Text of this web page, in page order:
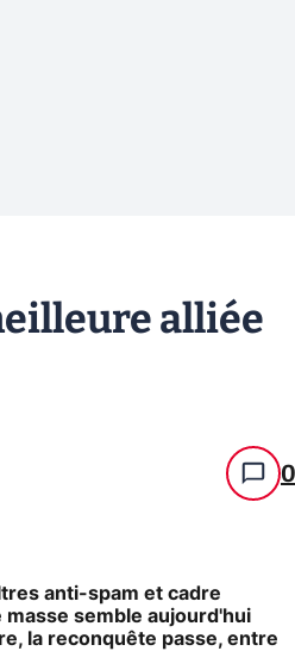
alliée
0
anti-spam et cadre
semble aujourd'hui
la reconquête passe, entre